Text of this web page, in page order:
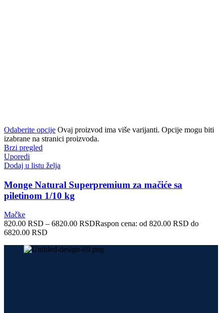
Odaberite opcije Ovaj proizvod ima više varijanti. Opcije mogu biti
izabrane na stranici proizvoda.
Brzi pregled
Uporedi
Dodaj u listu želja
Monge Natural Superpremium za mačiće sa
piletinom 1/10 kg
Mačke
820.00 RSD – 6820.00 RSDRaspon cena: od 820.00 RSD do
6820.00 RSD